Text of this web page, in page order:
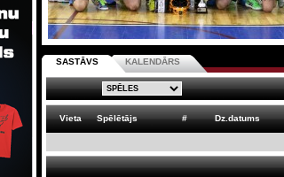
SASTĀVS KALENDĀRS
Vieta Spēlētājs # Dz.datums